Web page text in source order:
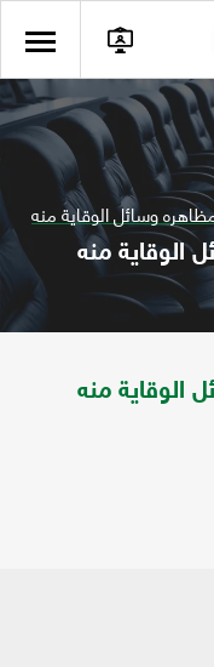
وسائل الوقاية منه
الوقاية منه
الوقاية منه